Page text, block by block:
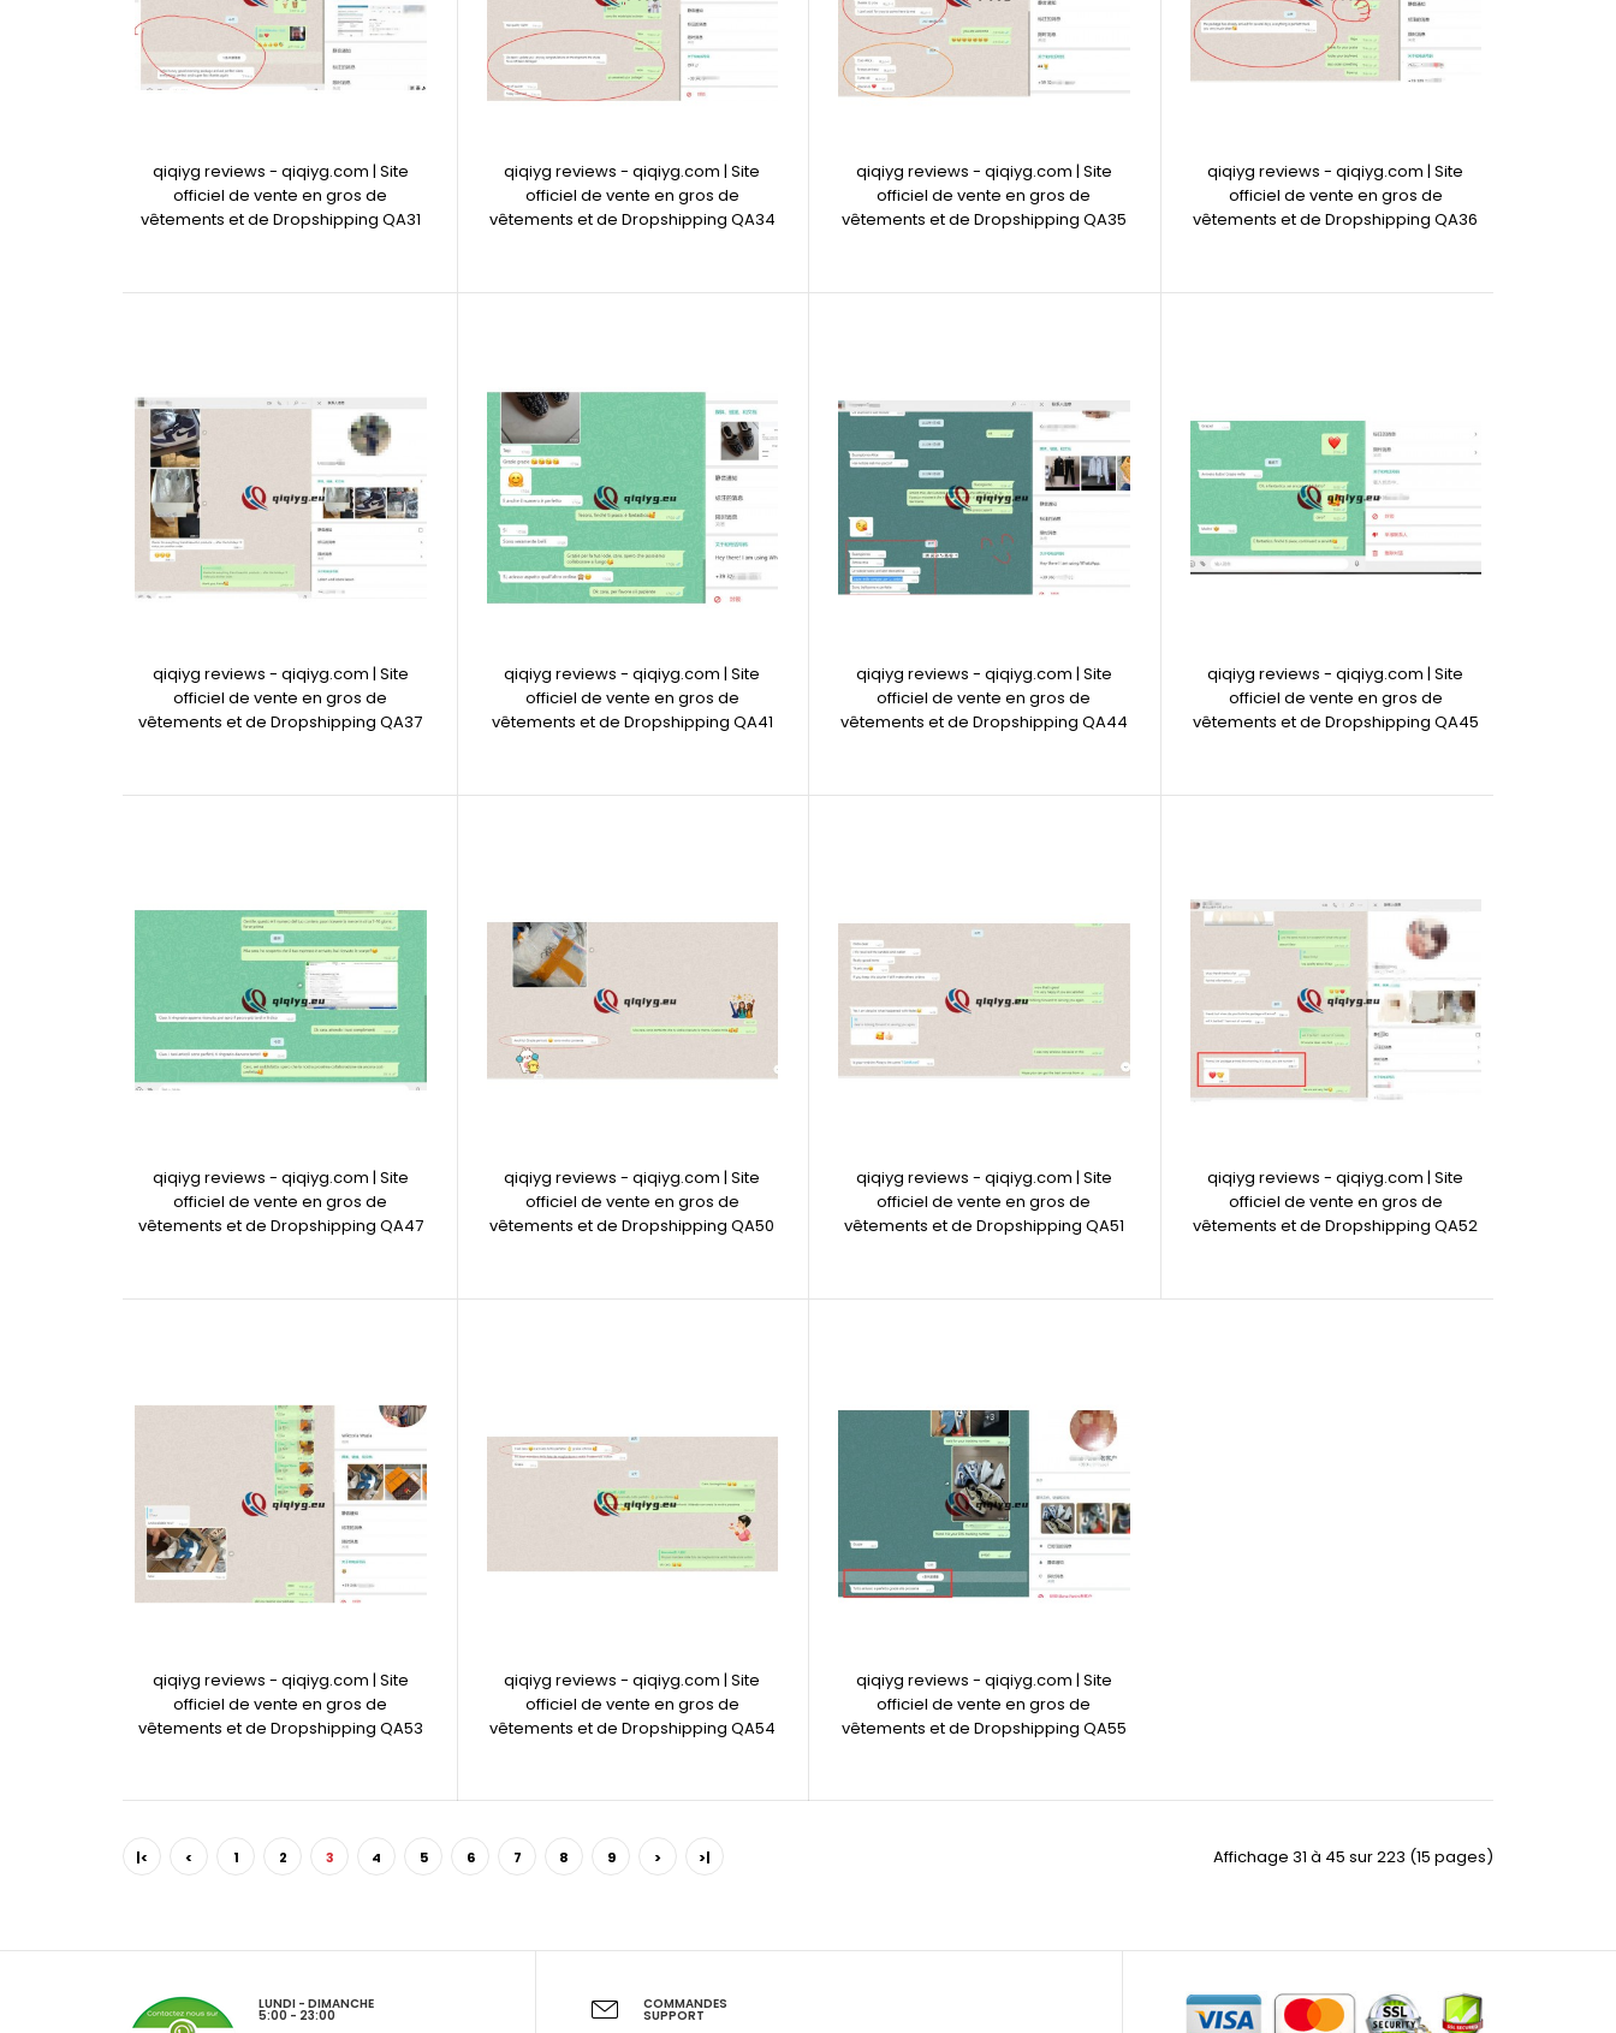
qiqiyg reviews - qiqiyg.com | Site
officiel de vente en gros de
vêtements et de Dropshipping QA31
qiqiyg reviews - qiqiyg.com | Site
officiel de vente en gros de
vêtements et de Dropshipping QA34
qiqiyg reviews - qiqiyg.com | Site
officiel de vente en gros de
vêtements et de Dropshipping QA35
qiqiyg reviews - qiqiyg.com | Site
officiel de vente en gros de
vêtements et de Dropshipping QA36
qiqiyg reviews - qiqiyg.com | Site
officiel de vente en gros de
vêtements et de Dropshipping QA37
qiqiyg reviews - qiqiyg.com | Site
officiel de vente en gros de
vêtements et de Dropshipping QA41
qiqiyg reviews - qiqiyg.com | Site
officiel de vente en gros de
vêtements et de Dropshipping QA44
qiqiyg reviews - qiqiyg.com | Site
officiel de vente en gros de
vêtements et de Dropshipping QA45
qiqiyg reviews - qiqiyg.com | Site
officiel de vente en gros de
vêtements et de Dropshipping QA47
qiqiyg reviews - qiqiyg.com | Site
officiel de vente en gros de
vêtements et de Dropshipping QA50
qiqiyg reviews - qiqiyg.com | Site
officiel de vente en gros de
vêtements et de Dropshipping QA51
qiqiyg reviews - qiqiyg.com | Site
officiel de vente en gros de
vêtements et de Dropshipping QA52
qiqiyg reviews - qiqiyg.com | Site
officiel de vente en gros de
vêtements et de Dropshipping QA53
qiqiyg reviews - qiqiyg.com | Site
officiel de vente en gros de
vêtements et de Dropshipping QA54
qiqiyg reviews - qiqiyg.com | Site
officiel de vente en gros de
vêtements et de Dropshipping QA55
|< < 1 2 3 4 5 6 7 8 9 > >| Affichage 31 à 45 sur 223 (15 pages)
LUNDI - DIMANCHE
5:00 - 23:00
COMMANDES
SUPPORT